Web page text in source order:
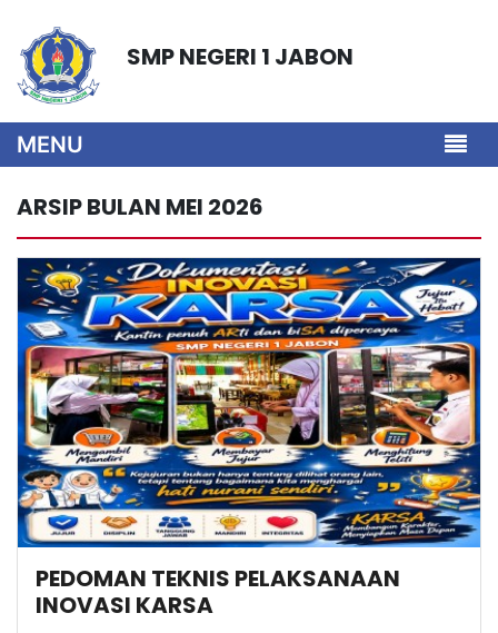
SMP NEGERI 1 JABON
MENU
ARSIP BULAN MEI 2026
PEDOMAN TEKNIS PELAKSANAAN
INOVASI KARSA